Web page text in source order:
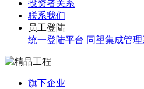
投资者关系
联系我们
员工登陆
统一登陆平台 同望集成管
旗下企业